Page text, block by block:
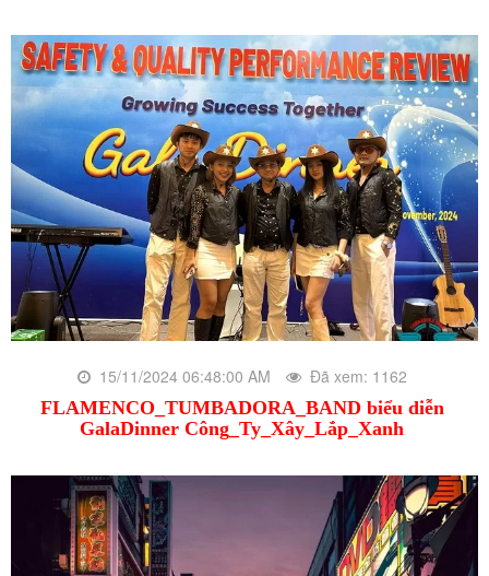
15/11/2024 06:48:00 AM Đã xem: 1162
FLAMENCO_TUMBADORA_BAND biểu diễn
GalaDinner Công_Ty_Xây_Lắp_Xanh